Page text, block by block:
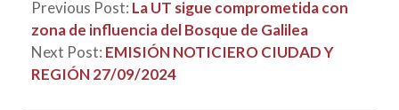
Previous Post: La UT sigue comprometida con
zona de influencia del Bosque de Galilea
Next Post: EMISIÓN NOTICIERO CIUDAD Y
REGIÓN 27/09/2024